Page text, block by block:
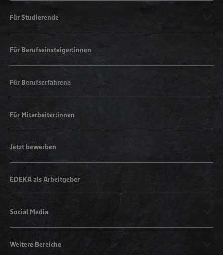
Für Studierende
Für Berufseinsteiger:innen
Für Berufserfahrene
Für Mitarbeiter:innen
Jetzt bewerben
EDEKA als Arbeitgeber
Social Media
Weitere Bereiche